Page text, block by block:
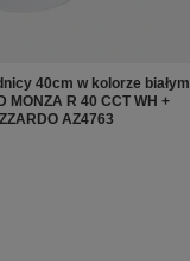
40cm w kolorze białym
MONZA R 40 CCT WH +
AZ4763